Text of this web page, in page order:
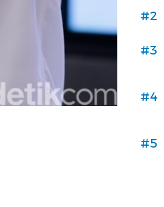
#2
#3
#4
#5